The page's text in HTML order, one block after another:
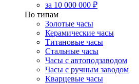
за 10 000 000 ₽
По типам
Золотые часы
Керамические часы
Титановые часы
Стальные часы
Часы с автоподзаводом
Часы с ручным заводом
Кварцевые часы